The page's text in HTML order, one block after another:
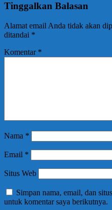
Tinggalkan Balasan
Alamat email Anda tidak akan
ditandai *
Komentar *
Nama *
Email *
Situs Web
Simpan nama, email, dan
untuk komentar saya berikutnya.